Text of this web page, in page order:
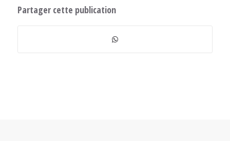
Partager cette publication